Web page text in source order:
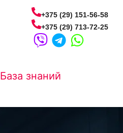
+375 (29) 151-56-58
+375 (29) 713-72-25
База знаний